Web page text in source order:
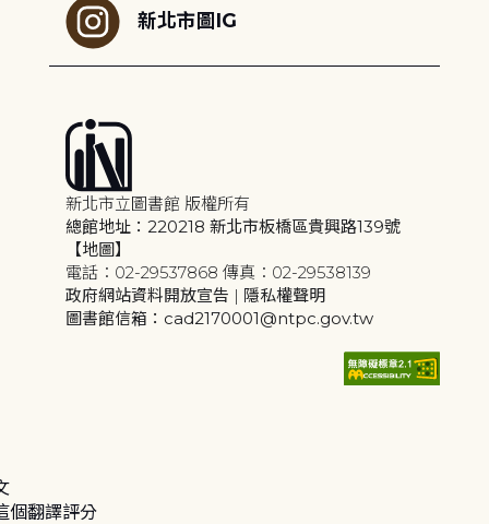
新北市圖IG
新北市立圖書館 版權所有
總館地址：220218 新北市板橋區貴興路139號
【地圖】
電話：02-29537868 傳真：02-29538139
政府網站資料開放宣告 | 隱私權聲明
圖書館信箱：cad2170001@ntpc.gov.tw
個翻譯評分